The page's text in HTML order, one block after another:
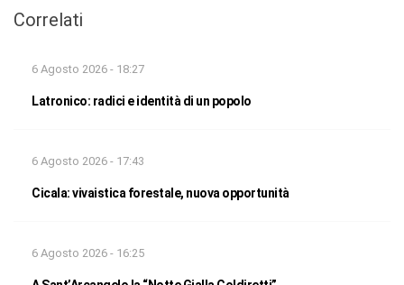
Correlati
6 Agosto 2026 - 18:27
Latronico: radici e identità di un popolo
6 Agosto 2026 - 17:43
Cicala: vivaistica forestale, nuova opportunità
6 Agosto 2026 - 16:25